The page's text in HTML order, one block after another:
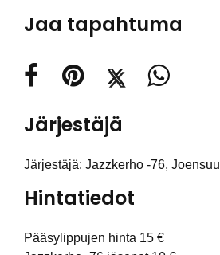
Jaa tapahtuma
Järjestäjä
Järjestäjä: Jazzkerho -76, Joensuu
Hintatiedot
Pääsylippujen hinta 15 €